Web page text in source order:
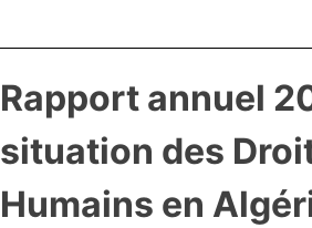
Rapport annuel
situation des
Humains en